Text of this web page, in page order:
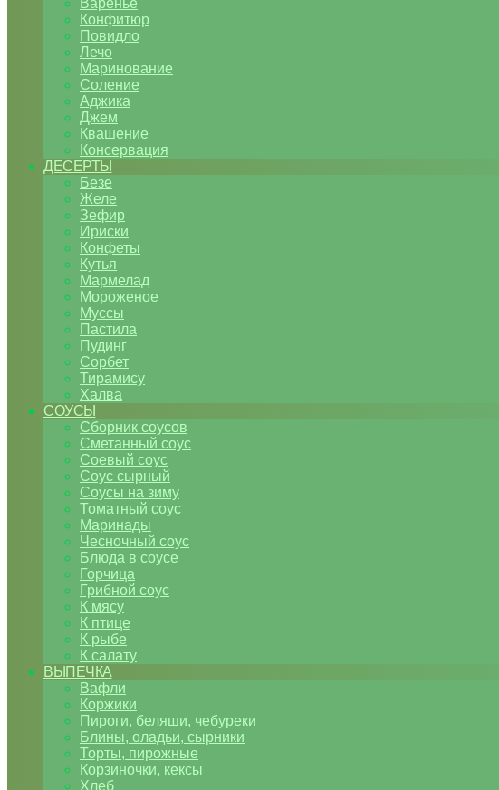
Варенье
Конфитюр
Повидло
Лечо
Маринование
Соление
Аджика
Джем
Квашение
Консервация
ДЕСЕРТЫ
Безе
Желе
Зефир
Ириски
Конфеты
Кутья
Мармелад
Мороженое
Муссы
Пастила
Пудинг
Сорбет
Тирамису
Халва
СОУСЫ
Сборник соусов
Сметанный соус
Соевый соус
Соус сырный
Соусы на зиму
Томатный соус
Маринады
Чесночный соус
Блюда в соусе
Горчица
Грибной соус
К мясу
К птице
К рыбе
К салату
ВЫПЕЧКА
Вафли
Коржики
Пироги, беляши, чебуреки
Блины, оладьи, сырники
Торты, пирожные
Корзиночки, кексы
Хлеб